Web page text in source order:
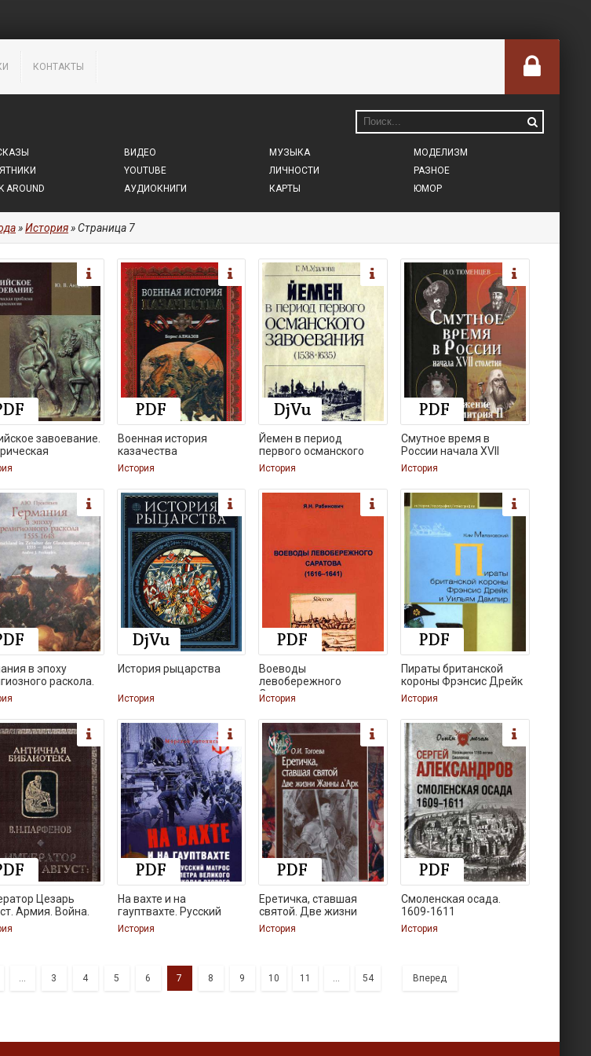
КОНТАКТЫ
AROUND
ВИДЕО
YOUTUBE
АУДИОКНИГИ
МУЗЫКА
ЛИЧНОСТИ
КАРТЫ
МОДЕЛИЗМ
РАЗНОЕ
ЮМОР
»История» Страница 7
завоевание.
Военная история
казачества
История
Йемен в период
первого османского
История
Смутное время в
России начала XVII
История
в эпоху
раскола.
История рыцарства
История
Воеводы
левобережного
Саратова
История
Пираты британской
короны Фрэнсис Дрейк
История
Цезарь
Армия. Война.
На вахте и на
гауптвахте. Русский
История
Еретичка, ставшая
святой. Две жизни
История
Смоленская осада.
1609-1611
История
... 3 4 5 6 7 8 9 10 11 ... 54 Вперед